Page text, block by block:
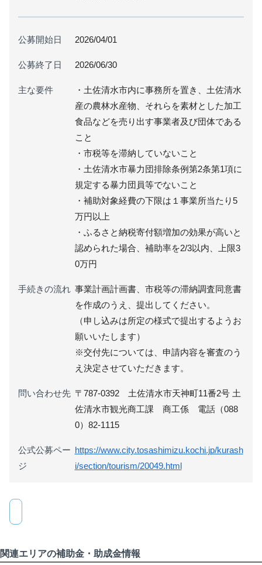
公募開始日 2026/04/01
公募終了日 2026/06/30
主な要件
・土佐清水市内に事務所を置き、土佐清水
産の農林水産物、それらを素材とした加工
食品などを売り出す事業者及び団体である
こと
・市税等を滞納していないこと
・土佐清水市暴力団排除条例第2条第1項に
規定する暴力団員等でないこと
・補助対象経費の下限は１事業所当たり5
万円以上
・ふるさと納税寄付額増加の効果が高いと
認められた場合、補助率を2/3以内、上限3
0万円
手続きの流れ 事業計画計画書、市税等の滞納調査同意書
を作成のうえ、提出してください。
（申し込みは所定の様式で提出するようお
願いいたします）
※交付先については、申請内容を審査のう
え決定させていただきます。
問い合わせ先 〒787-0392 土佐清水市天神町11番2号 土
佐清水市観光商工課 商工係 電話（088
0）82-1115
公式公募ペー
ジ
https://www.city.tosashimizu.kochi.jp/kurash
i/section/tourism/20049.html
関連エリアの補助金・助成金情報